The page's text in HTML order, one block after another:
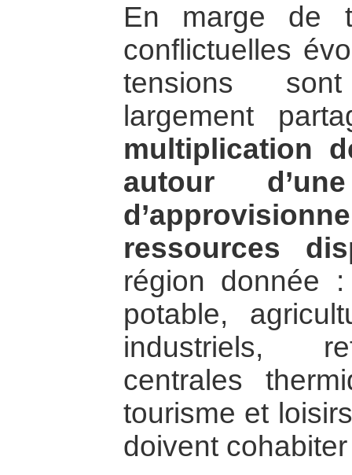
En marge de
conflictuelles
tensions
largement
multiplication
autour
ressources
région donnée
potable,
industriels,
centrales
tourisme et
doivent